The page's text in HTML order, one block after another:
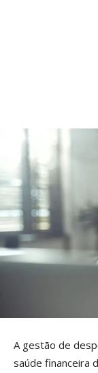
A gestão de
saúde financeira